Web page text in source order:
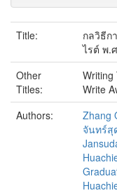
Title:
กลวิธีก
ไรต์ พ.
Other
Titles:
Writing
Write
Authors:
Zhang
จันทร์สุ